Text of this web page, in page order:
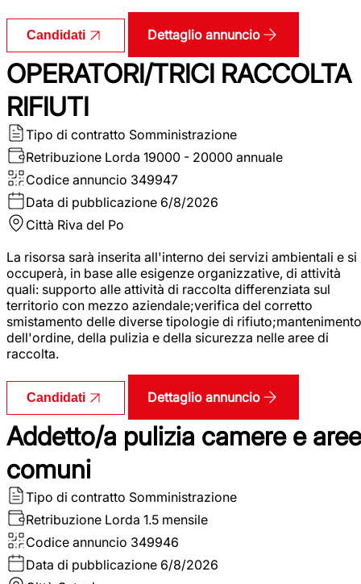
Candidati Dettaglio annuncio
OPERATORI/TRICI RACCOLTA
RIFIUTI
Tipo di contratto Somministrazione
Retribuzione Lorda 19000 - 20000 annuale
Codice annuncio 349947
Data di pubblicazione 6/8/2026
Città Riva del Po
La risorsa sarà inserita all'interno dei servizi ambientali e si
occuperà, in base alle esigenze organizzative, di attività
quali: supporto alle attività di raccolta differenziata sul
territorio con mezzo aziendale;verifica del corretto
smistamento delle diverse tipologie di rifiuto;mantenimento
dell'ordine, della pulizia e della sicurezza nelle aree di
raccolta.
Candidati Dettaglio annuncio
Addetto/a pulizia camere e aree
comuni
Tipo di contratto Somministrazione
Retribuzione Lorda 1.5 mensile
Codice annuncio 349946
Data di pubblicazione 6/8/2026